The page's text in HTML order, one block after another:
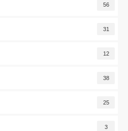
56
31
12
38
25
3